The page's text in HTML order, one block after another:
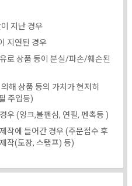
지난 경우
지연된 경우
로 상품 등이 분실/파손/훼손된
해 상품 등의 가치가 현저히
주입등)
우 (잉크,볼펜심, 연필, 펜촉등 )
작에 들어간 경우 (주문접수 후
작(도장, 스탬프) 등)